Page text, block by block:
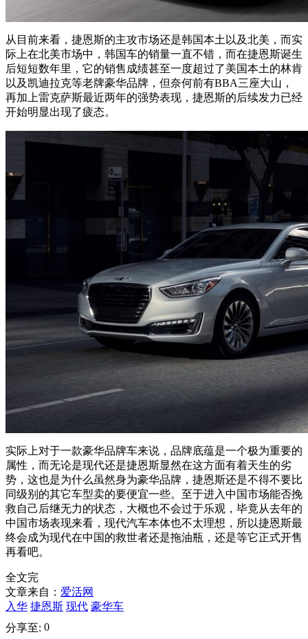
从目前来看，捷恩斯的主攻市场还是韩国本土以及北美，而实
际上在北美市场中，韩国车的销量一直不错，而在捷恩斯诞生
后短短数年里，它的销售成绩甚至一度超过了美国本土的林肯
以及凯迪拉克等老牌豪华品牌，但奈何前有BBA三座大山，
再加上雷克萨斯最近两年的强势表现，捷恩斯的后续发力已经
开始明显出现了疲态。
实际上对于一款豪华品牌车来说，品牌底蕴是一个极为重要的
属性，而无论是现代还是捷恩斯显然在这方面有着天生的劣
势，这也是为什么虽然身为豪华品牌，捷恩斯还是不得不要比
同级别的其它车型卖的要便宜一些。至于进入中国市场能否挽
救自己后继无力的状态，大概也不会过于乐观，毕竟从去年的
中国市场表现来看，现代汽车本体也不太理想，所以捷恩斯最
终会成为现代在中国的救世者还是拖油瓶，还是等它正式开售
再看吧。
全文完
文章来自： 爱活网
入华 捷恩斯 现代 豪华车
分享至: 0